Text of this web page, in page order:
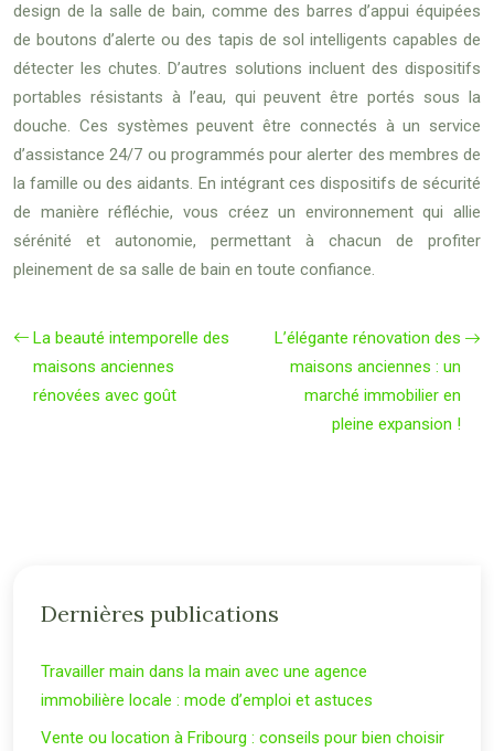
design de la salle de bain, comme des barres d’appui équipées
de boutons d’alerte ou des tapis de sol intelligents capables de
détecter les chutes. D’autres solutions incluent des dispositifs
portables résistants à l’eau, qui peuvent être portés sous la
douche. Ces systèmes peuvent être connectés à un service
d’assistance 24/7 ou programmés pour alerter des membres de
la famille ou des aidants. En intégrant ces dispositifs de sécurité
de manière réfléchie, vous créez un environnement qui allie
sérénité et autonomie, permettant à chacun de profiter
pleinement de sa salle de bain en toute confiance.
La beauté intemporelle des
maisons anciennes
rénovées avec goût
L’élégante rénovation des
maisons anciennes : un
marché immobilier en
pleine expansion !
Dernières publications
Travailler main dans la main avec une agence
immobilière locale : mode d’emploi et astuces
Vente ou location à Fribourg : conseils pour bien choisir